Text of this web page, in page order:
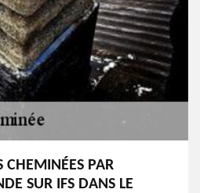
CHEMINÉES PAR
SUR IFS DANS LE